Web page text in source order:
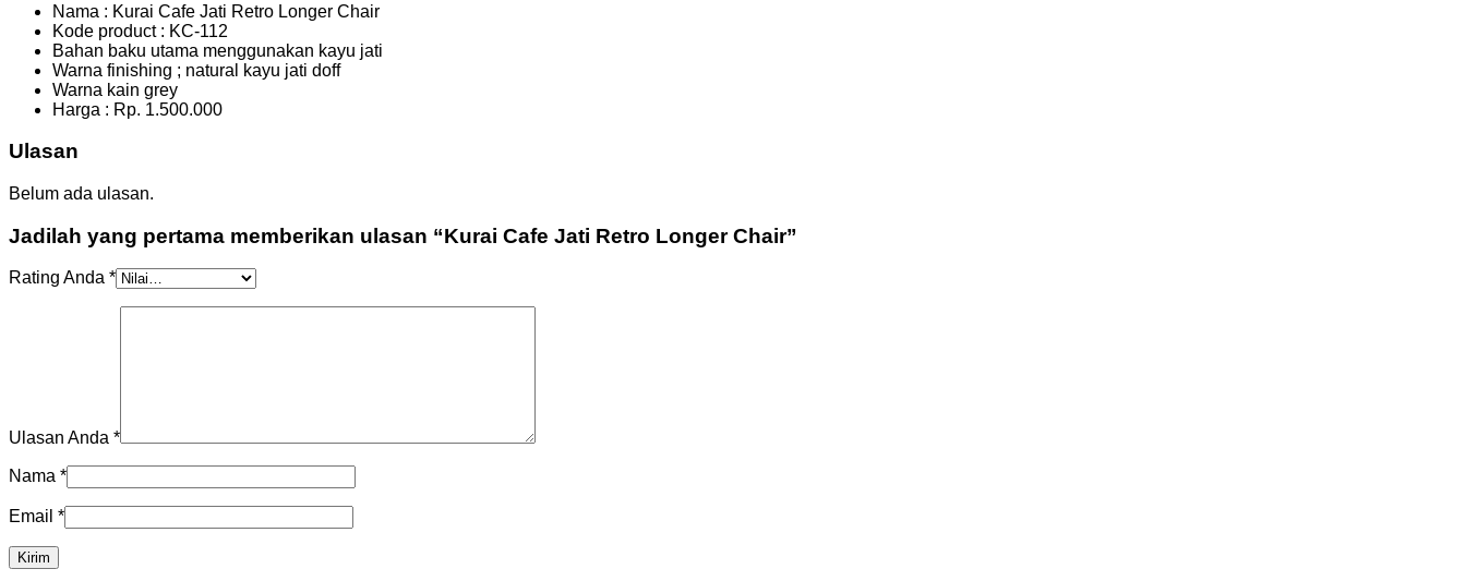
Nama : Kurai Cafe Jati Retro Longer Chair
Kode product : KC-112
Bahan baku utama menggunakan kayu jati
Warna finishing ; natural kayu jati doff
Warna kain grey
Harga : Rp. 1.500.000
Ulasan
Belum ada ulasan.
Jadilah yang pertama memberikan ulasan “Kurai Cafe Jati Retro Longer Chair”
Rating Anda *
Ulasan Anda *
Nama *
Email *